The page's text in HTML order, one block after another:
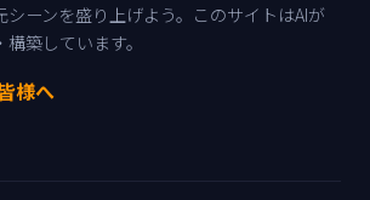
シーンを盛り上げよう。このサイトはAIが
築しています。
様へ